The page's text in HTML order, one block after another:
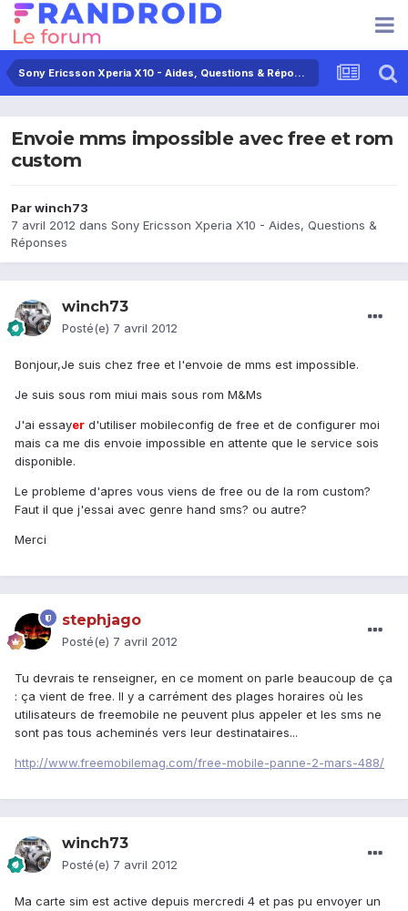
Sony Ericsson Xperia X10 - Aides, Questions & Réponses
Envoie mms impossible avec free et rom
custom
Parwinch73
7 avril 2012 dans Sony Ericsson Xperia X10 - Aides, Questions &
Réponses
winch73
Posté(e) 7 avril 2012
Bonjour,Je suis chez free et l'envoie de mms est impossible.
Je suis sous rom miui mais sous rom M&Ms
J'ai essayer d'utiliser mobileconfig de free et de configurer moi
mais ca me dis envoie impossible en attente que le service sois
disponible.
Le probleme d'apres vous viens de free ou de la rom custom?
Faut il que j'essai avec genre hand sms? ou autre?
Merci
stephjago
Posté(e) 7 avril 2012
Tu devrais te renseigner, en ce moment on parle beaucoup de ça
: ça vient de free. Il y a carrément des plages horaires où les
utilisateurs de freemobile ne peuvent plus appeler et les sms ne
sont pas tous acheminés vers leur destinataires...
http://www.freemobilemag.com/free-mobile-panne-2-mars-488/
winch73
Posté(e) 7 avril 2012
Ma carte sim est active depuis mercredi 4 et pas pu envoyer un